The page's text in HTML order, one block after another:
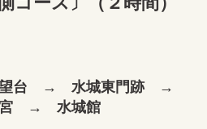
望台 → 水城東門跡 →
宮 → 水城館